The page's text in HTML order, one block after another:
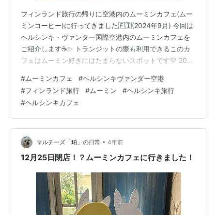
フィンランド旅行の帰りに空港内のムーミンカフェ(ムー
ミンコーヒー)に行ってきました🇫🇮(2024年9月) 今回は
ヘルシンキ・ヴァンター国際空港内のムーミンカフェを
ご紹介します☕️✨ トランジットの際も利用できるこのカ
フェはムーミン好きにはたまらないスポットです💛 2019
2018年10月だったので空港のムーミンカフェにいつか行
ってみたいとずっと思っていました😍 場所は非シュゲン
エリア内の40番ゲートの近です◎ 行き帰りにフィンエア
ーを使いましたが、飛行機のゲートに向かう途中にある
ので、ヘルシンキを飛び立つ前の最後までムーミンの世
界を楽しめちゃ…
#ムーミンカフェ #ヘルシンキヴァンダー空港
#フィンランド旅行 #ムーミン #ヘルシンキ旅行
#ヘルシンキカフェ
マルチーズ「珀」の日常 • 4年前
12月25日閉店！？ムーミンカフェに行きました！